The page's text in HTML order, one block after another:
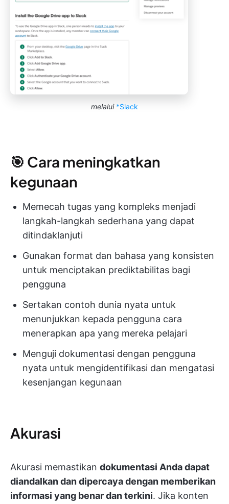
melalui *Slack
🎯 Cara meningkatkan
kegunaan
Memecah tugas yang kompleks menjadi
langkah-langkah sederhana yang dapat
ditindaklanjuti
Gunakan format dan bahasa yang konsisten
untuk menciptakan prediktabilitas bagi
pengguna
Sertakan contoh dunia nyata untuk
menunjukkan kepada pengguna cara
menerapkan apa yang mereka pelajari
Menguji dokumentasi dengan pengguna
nyata untuk mengidentifikasi dan mengatasi
kesenjangan kegunaan
Akurasi
Akurasi memastikan dokumentasi Anda dapat
diandalkan dan dipercaya dengan memberikan
informasi yang benar dan terkini. Jika konten